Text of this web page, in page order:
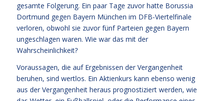
gesamte Folgerung. Ein paar Tage zuvor hatte Borussia
Dortmund gegen Bayern München im DFB-Viertelfinale
verloren, obwohl sie zuvor fünf Parteien gegen Bayern
ungeschlagen waren. Wie war das mit der
Wahrscheinlichkeit?
Voraussagen, die auf Ergebnissen der Vergangenheit
beruhen, sind wertlos. Ein Aktienkurs kann ebenso wenig
aus der Vergangenheit heraus prognostiziert werden, wie